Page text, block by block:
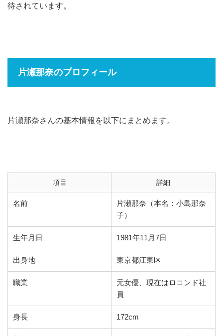
待されています。
片瀬那奈のプロフィール
片瀬那奈さんの基本情報を以下にまとめます。
項目 詳細
名前
片瀬那奈（本名：小島那奈
子）
生年月日 1981年11月7日
出身地 東京都江東区
職業
元女優、現在はロコンド社
員
身長 172cm